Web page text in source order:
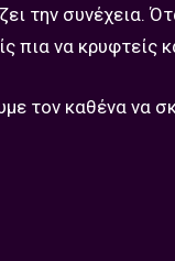
την συνέχεια.
πια να κρυφτείς
τον καθένα να